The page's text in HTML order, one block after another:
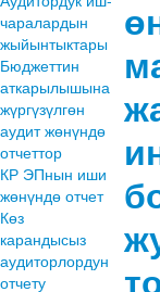
чаралардын
жыйынтыктары
Бюджеттин
аткарылышына
жүргүзүлгөн
аудит жөнүндө
отчеттор
КР ЭПнын иши
жөнүндө отчет
Көз
карандысыз
аудиторлордун
отчету